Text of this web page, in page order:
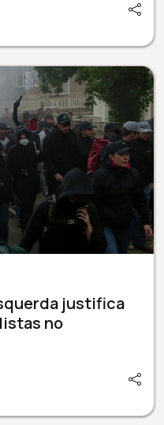
justifica
no